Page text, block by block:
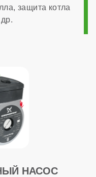
мм
защита котла
НАСОС